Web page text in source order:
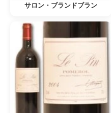
サロン・ブランドブラン